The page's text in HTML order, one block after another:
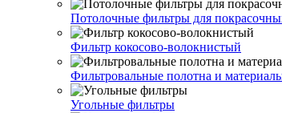
Потолочные фильтры для
Фильтр кокосово-волокнистый
Фильтровальные полотна и
Угольные фильтры